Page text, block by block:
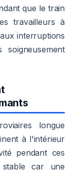
que le train
travailleurs à
interruptions
longue
à l'intérieur
pendant ces
stable car une